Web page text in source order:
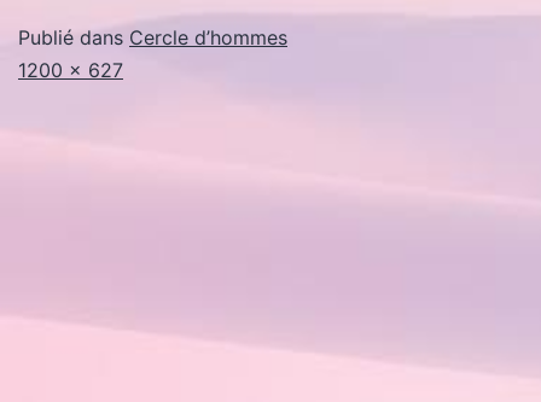
Publié dans Cercle d’hommes
Taille
1200 × 627